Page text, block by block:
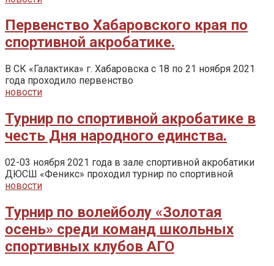
Первенство Хабаровского края по
спортивной акробатике.
В СК «Галактика» г. Хабаровска с 18 по 21 ноября 2021
года проходило первенство
новости
Турнир по спортивной акробатике в
честь Дня народного единства.
02-03 ноября 2021 года в зале спортивной акробатики
ДЮСШ «Феникс» проходил турнир по спортивной
новости
Турнир по волейболу «Золотая
осень» среди команд школьных
спортивных клубов АГО